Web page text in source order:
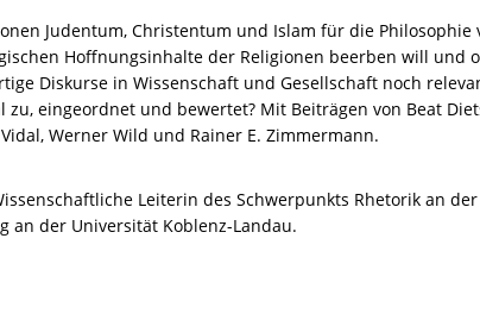
Judentum, Christentum und Islam für die
Hoffnungsinhalte der Religionen beerben will
Diskurse in Wissenschaft und Gesellschaft noch
eingeordnet und bewertet? Mit Beiträgen von Beat
Werner Wild und Rainer E. Zimmermann.
Leiterin des Schwerpunkts Rhetorik an
an der Universität Koblenz-Landau.